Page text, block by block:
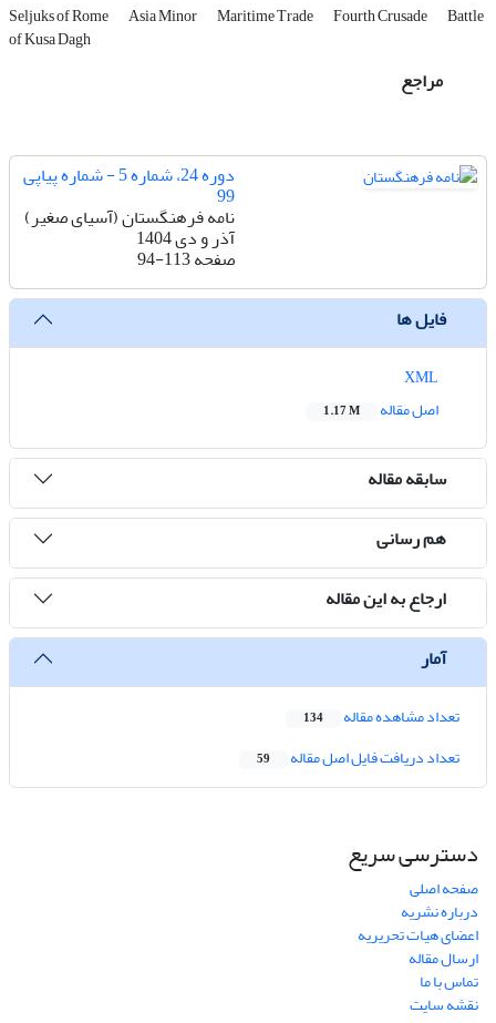
Seljuks of Rome Asia Minor Maritime Trade Fourth Crusade Battle
of Kusa Dagh
مراجع
دوره 24، شماره 5 - شماره پیاپی
99
نامه فرهنگستان (آسیای صغیر)
آذر و دی 1404
صفحه94-113
فایل ها
اصل مقاله
1.17 M
سابقه مقاله
هم رسانی
ارجاع به این مقاله
آمار
تعداد مشاهده مقاله 134
تعداد دریافت فایل اصل مقاله 59
دسترسی سریع
صفحه اصلی
درباره نشریه
اعضای هیات تحریریه
ارسال مقاله
تماس با ما
نقشه سایت